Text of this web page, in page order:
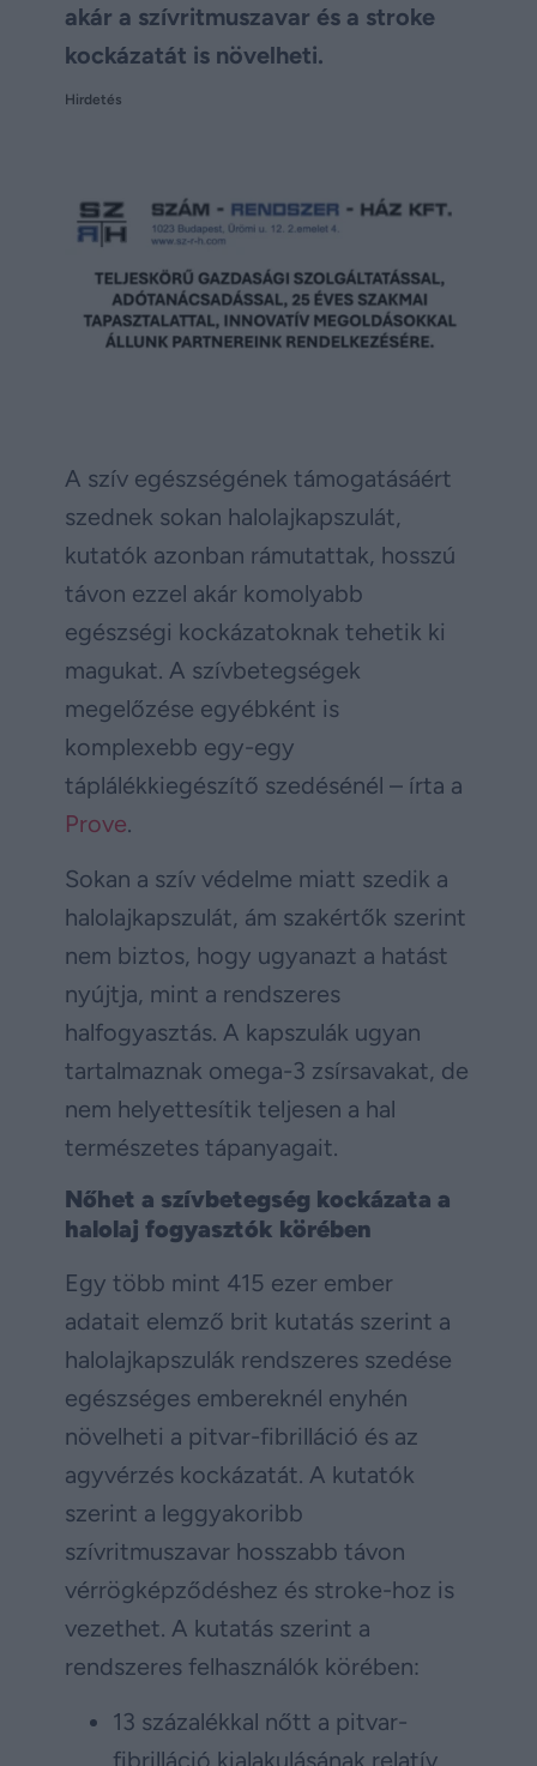
akár a szívritmuszavar és a stroke
kockázatát is növelheti.
Hirdetés
A szív egészségének támogatásáért
szednek sokan halolajkapszulát,
kutatók azonban rámutattak, hosszú
távon ezzel akár komolyabb
egészségi kockázatoknak tehetik ki
magukat. A szívbetegségek
megelőzése egyébként is
komplexebb egy-egy
táplálékkiegészítő szedésénél – írta a
Prove.
Sokan a szív védelme miatt szedik a
halolajkapszulát, ám szakértők szerint
nem biztos, hogy ugyanazt a hatást
nyújtja, mint a rendszeres
halfogyasztás. A kapszulák ugyan
tartalmaznak omega-3 zsírsavakat, de
nem helyettesítik teljesen a hal
természetes tápanyagait.
Nőhet a szívbetegség kockázata a
halolaj fogyasztók körében
Egy több mint 415 ezer ember
adatait elemző brit kutatás szerint a
halolajkapszulák rendszeres szedése
egészséges embereknél enyhén
növelheti a pitvar-fibrilláció és az
agyvérzés kockázatát. A kutatók
szerint a leggyakoribb
szívritmuszavar hosszabb távon
vérrögképződéshez és stroke-hoz is
vezethet. A kutatás szerint a
rendszeres felhasználók körében:
13 százalékkal nőtt a pitvar-
fibrilláció kialakulásának relatív